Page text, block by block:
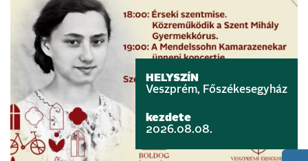
HELYSZÍN
Veszprém, Főszékesegyház
kezdete
2026.08.08.